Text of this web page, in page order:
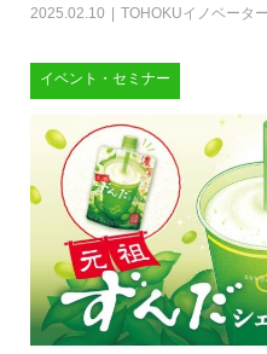
2025.02.10 TOHOKUイノベーター
イベント・セミナー